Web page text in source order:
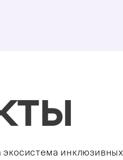
экосистема